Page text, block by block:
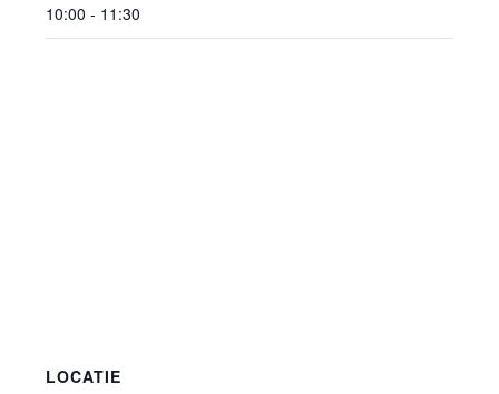
10:00 - 11:30
LOCATIE